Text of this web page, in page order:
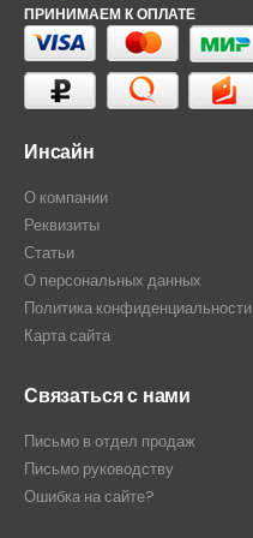
ПРИНИМАЕМ К ОПЛАТЕ
Инсайн
О компании
Реквизиты
Статьи
О персональных данных
Политика конфиденциальности
Карта сайта
Связаться с нами
Письмо в отдел продаж
Письмо руководству
Ошибка на сайте?